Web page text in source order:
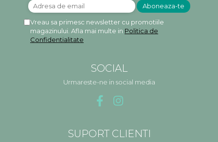
Vreau sa primesc newsletter cu promotiile
magazinului. Afla mai multe in Politica de
Confidentialitate
SOCIAL
Urmareste-ne in social media
SUPORT CLIENTI